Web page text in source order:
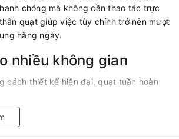
chóng mà không cần thao tác trực
quạt giúp việc tùy chỉnh trở nên mượt
hằng ngày.
nhiều không gian
cách thiết kế hiện đại, quạt tuần hoàn